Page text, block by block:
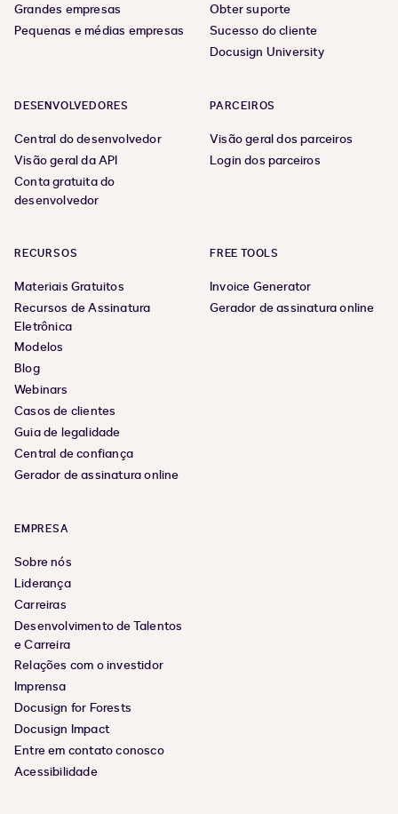
Grandes empresas
Pequenas e médias empresas
Obter suporte
Sucesso do cliente
Docusign University
DESENVOLVEDORES
Central do desenvolvedor
Visão geral da API
Conta gratuita do
desenvolvedor
PARCEIROS
Visão geral dos parceiros
Login dos parceiros
RECURSOS
Materiais Gratuitos
Recursos de Assinatura
Eletrônica
Modelos
Blog
Webinars
Casos de clientes
Guia de legalidade
Central de confiança
Gerador de assinatura online
FREE TOOLS
Invoice Generator
Gerador de assinatura online
EMPRESA
Sobre nós
Liderança
Carreiras
Desenvolvimento de Talentos
e Carreira
Relações com o investidor
Imprensa
Docusign for Forests
Docusign Impact
Entre em contato conosco
Acessibilidade